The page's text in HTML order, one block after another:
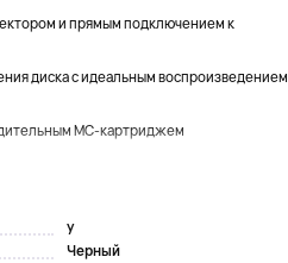
и прямым подключением к
диска с идеальным воспроизведением
MC-картриджем
y
Черный